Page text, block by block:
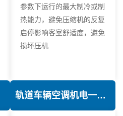
参数下运行的最大制冷或制
热能力，避免压缩机的反复
启停影响客室舒适度，避免
损坏压机
轨道车辆空调机电一体化技术